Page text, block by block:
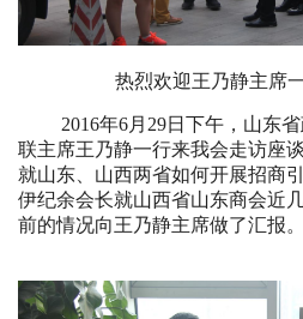
热烈欢迎王乃静主席
2016年6月29日下午，山东省
联主席王乃静一行来我会走访座
就山东、山西两省如何开展招商
伊纪余会长就山西省山东商会近
前的情况向王乃静主席做了汇报。